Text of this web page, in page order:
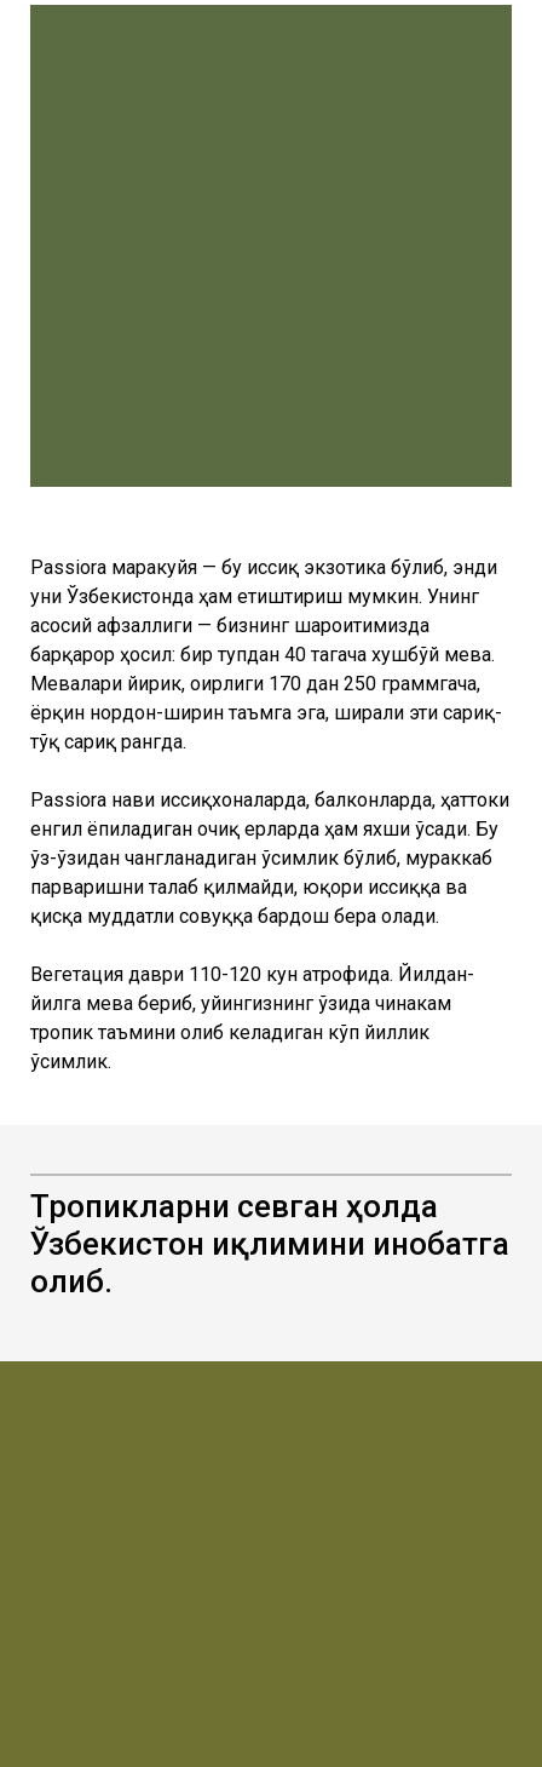
Passiora маракуйя — бу иссиқ экзотика бўлиб, энди
уни Ўзбекистонда ҳам етиштириш мумкин. Унинг
асосий афзаллиги — бизнинг шароитимизда
барқарор ҳосил: бир тупдан 40 тагача хушбўй мева.
Мевалари йирик, оғирлиги 170 дан 250 граммгача,
ёрқин нордон-ширин таъмга эга, ширали эти сариқ-
тўқ сариқ рангда.
Passiora нави иссиқхоналарда, балконларда, ҳаттоки
енгил ёпиладиган очиқ ерларда ҳам яхши ўсади. Бу
ўз-ўзидан чангланадиган ўсимлик бўлиб, мураккаб
парваришни талаб қилмайди, юқори иссиққа ва
қисқа муддатли совуққа бардош бера олади.
Вегетация даври 110-120 кун атрофида. Йилдан-
йилга мева бериб, уйингизнинг ўзида чинакам
тропик таъмини олиб келадиган кўп йиллик
ўсимлик.
Тропикларни севган ҳолда
Ўзбекистон иқлимини инобатга
олиб.